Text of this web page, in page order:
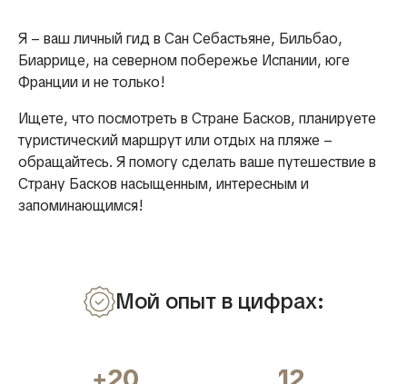
Я – ваш личный гид в Сан Себастьяне, Бильбао,
Биаррице, на северном побережье Испании, юге
Франции и не только!
Ищете, что посмотреть в Стране Басков, планируете
туристический маршрут или отдых на пляже –
обращайтесь. Я помогу сделать ваше путешествие в
Страну Басков насыщенным, интересным и
запоминающимся!
Мой опыт в цифрах: